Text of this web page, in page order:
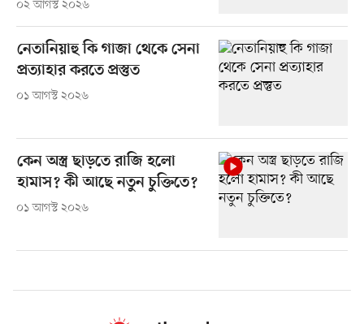
০২ আগস্ট ২০২৬
নেতানিয়াহু কি গাজা থেকে সেনা
প্রত্যাহার করতে প্রস্তুত
০১ আগস্ট ২০২৬
কেন অস্ত্র ছাড়তে রাজি হলো
হামাস? কী আছে নতুন চুক্তিতে?
০১ আগস্ট ২০২৬